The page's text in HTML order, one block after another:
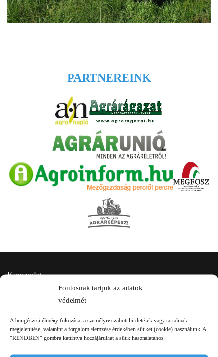
Fontosnak tartjuk az adatok
védelmét
A böngészési élmény fokozása, a személyre szabott hirdetések vagy tartalmak
megjelenítése, valamint a forgalom elemzése érdekében sütiket (cookie) használunk. A
"RENDBEN" gombra kattintva hozzájárulhat a sütik használatához.
PARTNEREINK
Kapcsolat